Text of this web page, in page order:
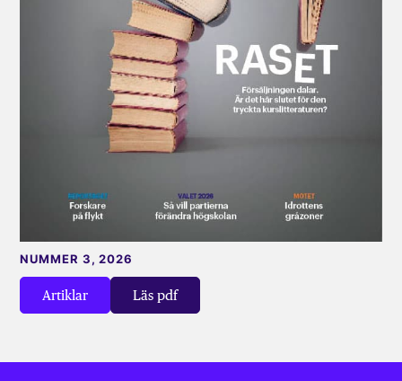
Artiklar Läs pdf
NUMMER 3, 2026